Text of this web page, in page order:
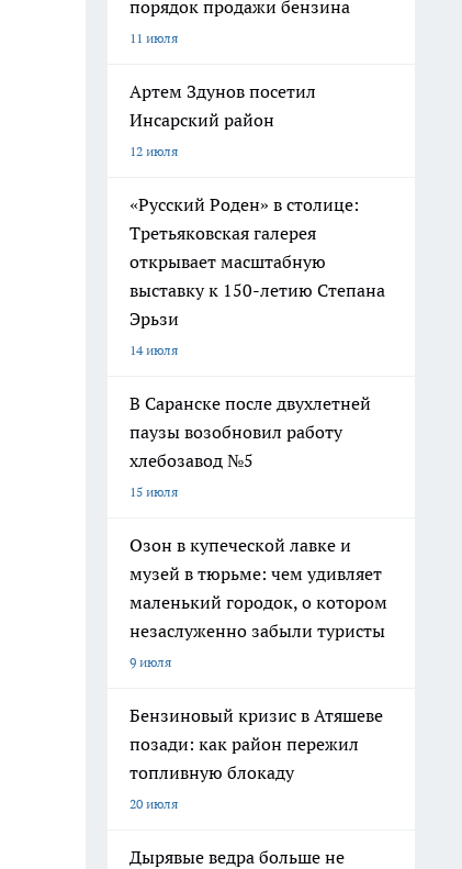
порядок продажи бензина
11 июля
Артем Здунов посетил
Инсарский район
12 июля
«Русский Роден» в столице:
Третьяковская галерея
открывает масштабную
выставку к 150-летию Степана
Эрьзи
14 июля
В Саранске после двухлетней
паузы возобновил работу
хлебозавод №5
15 июля
Озон в купеческой лавке и
музей в тюрьме: чем удивляет
маленький городок, о котором
незаслуженно забыли туристы
9 июля
Бензиновый кризис в Атяшеве
позади: как район пережил
топливную блокаду
20 июля
Дырявые ведра больше не